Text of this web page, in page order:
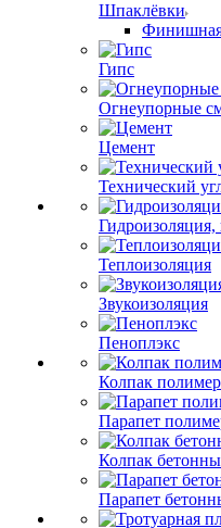
Шпаклёвки
Гипс
Огнеупорные
Цемент
Технический
Гидроизоляция,
Теплоизоляция
Звукоизоляция
Пеноплэкс
Колпак
Парапет
Колпак
Парапет